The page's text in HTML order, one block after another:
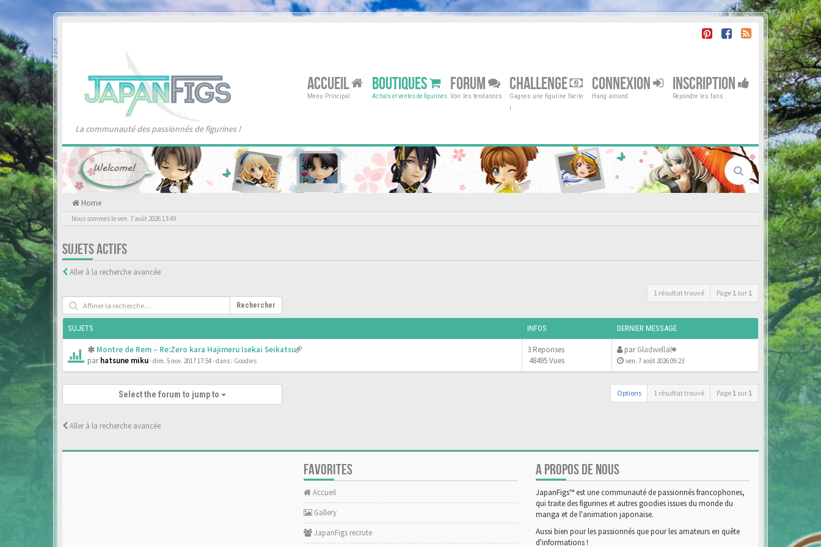
La communauté des passionnés de figurines !
ACCUEIL
Menu Principal
BOUTIQUES
Achats et ventes de figurines
FORUM
Voir les tendances
CHALLENGE
Gagnes une figurine facile
!
CONNEXION
Hang around
INSCRIPTION
Rejoindre les fans
Home
Nous sommes le ven. 7 août 2026 13:49
SUJETS ACTIFS
Aller à la recherche avancée
Rechercher
1 résultat trouvé Page 1 sur 1
SUJETS INFOS DERNIER MESSAGE
Montre de Rem – Re:Zero kara Hajimeru Isekai Seikatsu
parhatsune miku- dim. 5 nov. 2017 17:54- dans : Goodies
3 Reponses
48495 Vues
parGladwella
ven. 7 août 2026 09:23
Options 1 résultat trouvé Page 1 sur 1
Select the forum to jump to
Aller à la recherche avancée
FAVORITES
Accueil
Gallery
JapanFigs recrute
A PROPOS DE NOUS
JapanFigs™ est une communauté de passionnés francophones,
qui traite des figurines et autres goodies issues du monde du
manga et de l'animation japonaise.
Aussi bien pour les passionnés que pour les amateurs en quête
d'informations !